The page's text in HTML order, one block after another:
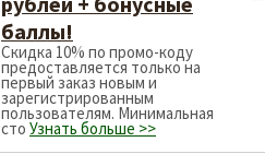
баллы!
Скидка 10% по промо-коду
предоставляется только на
первый заказ новым и
зарегистрированным
пользователям. Минимальная
сто Узнать больше >>